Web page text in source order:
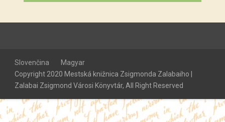
Slovenčina
Magyar
Copyright 2020 Mestská knižnica Zsigmonda Zalabaiho |
Zalabai Zsigmond Városi Könyvtár, All Right Reserved